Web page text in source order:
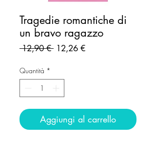
Tragedie romantiche di
un bravo ragazzo
12,90 € Prezzo
12,26 €Prezzo
Quantità *
Aggiungi al carrello